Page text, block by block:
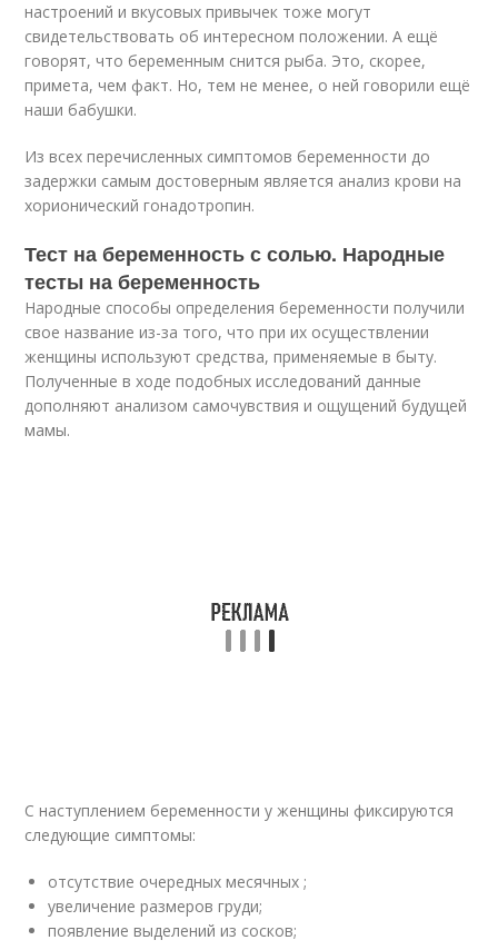
настроений и вкусовых привычек тоже могут
свидетельствовать об интересном положении. А ещё
говорят, что беременным снится рыба. Это, скорее,
примета, чем факт. Но, тем не менее, о ней говорили ещё
наши бабушки.
Из всех перечисленных симптомов беременности до
задержки самым достоверным является анализ крови на
хорионический гонадотропин.
Тест на беременность с солью. Народные
тесты на беременность
Народные способы определения беременности получили
свое название из-за того, что при их осуществлении
женщины используют средства, применяемые в быту.
Полученные в ходе подобных исследований данные
дополняют анализом самочувствия и ощущений будущей
мамы.
С наступлением беременности у женщины фиксируются
следующие симптомы:
отсутствие очередных месячных ;
увеличение размеров груди;
появление выделений из сосков;